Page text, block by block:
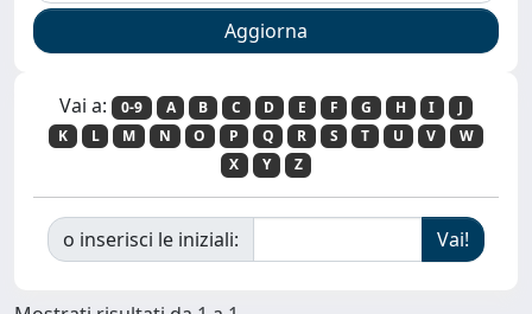
Vai a: 0-9 A B C D E F G H I
J
K
L M N O P Q R S T U V
W
X
Y Z
o inserisci le iniziali: